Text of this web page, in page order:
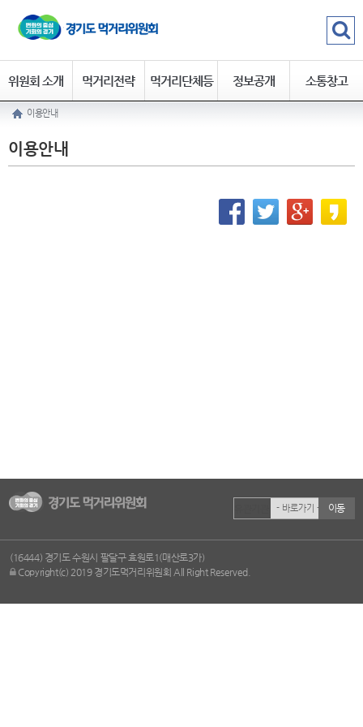
소통창고
정보공개
먹거리단체등
먹거리전략
위원회 소개
이용안내
이용안내
(16444) 경기도 수원시 팔달구 효원로1(매산로3가)
Copyright(c) 2019 경기도먹거리위원회 All Right Reserved.
이동